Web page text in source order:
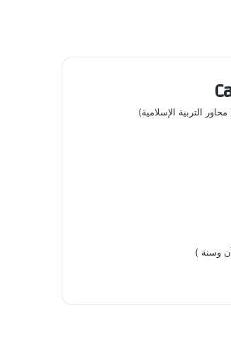
وسنة )